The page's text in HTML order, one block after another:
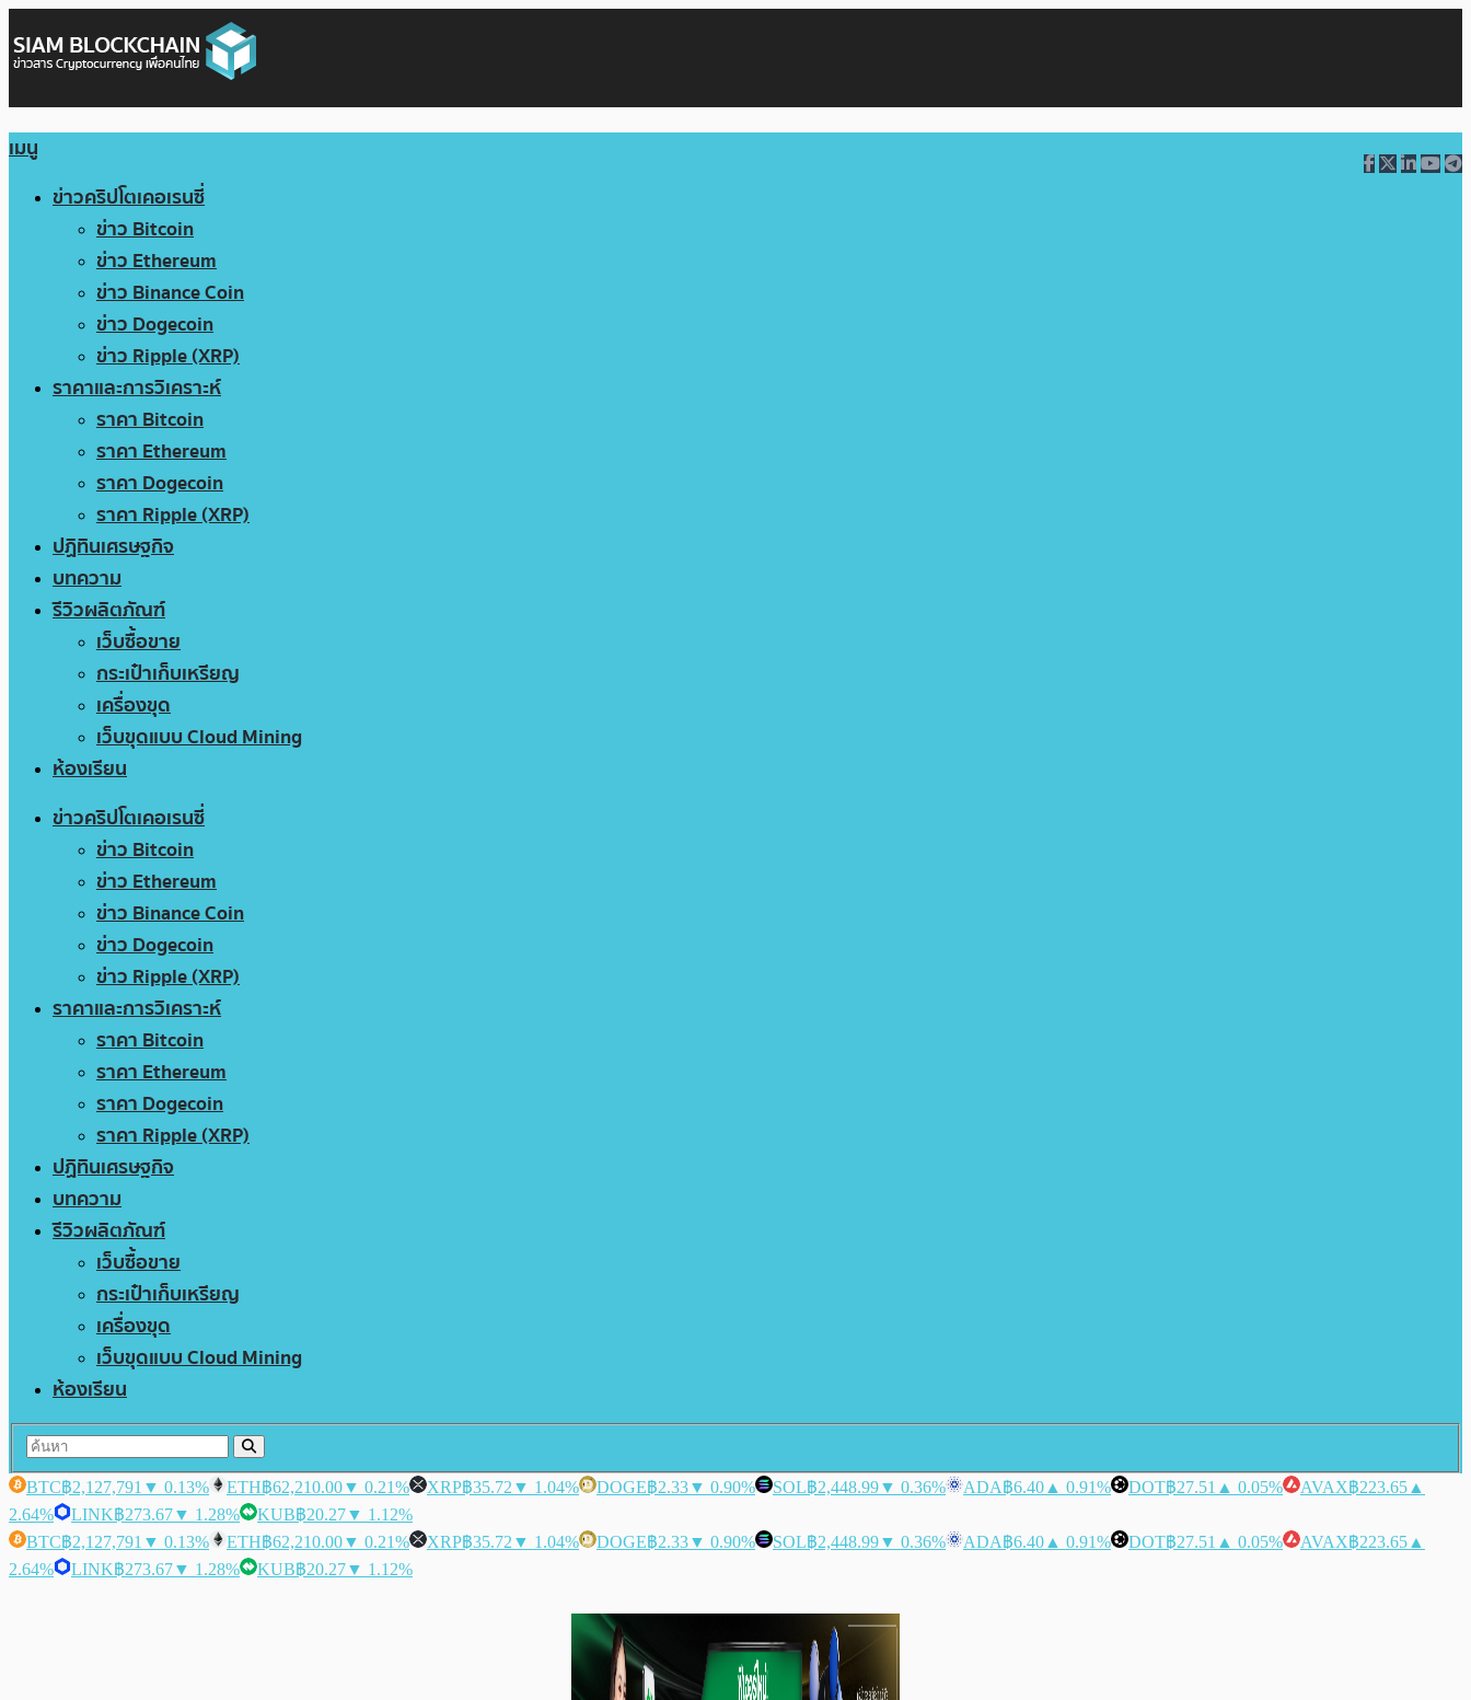
เมนู
ข่าวคริปโตเคอเรนซี่
ข่าว Bitcoin
ข่าว Ethereum
ข่าว Binance Coin
ข่าว Dogecoin
ข่าว Ripple (XRP)
ราคาและการวิเคราะห์
ราคา Bitcoin
ราคา Ethereum
ราคา Dogecoin
ราคา Ripple (XRP)
ปฏิทินเศรษฐกิจ
บทความ
รีวิวผลิตภัณฑ์
เว็บซื้อขาย
กระเป๋าเก็บเหรียญ
เครื่องขุด
เว็บขุดแบบ Cloud Mining
ห้องเรียน
ข่าวคริปโตเคอเรนซี่
ข่าว Bitcoin
ข่าว Ethereum
ข่าว Binance Coin
ข่าว Dogecoin
ข่าว Ripple (XRP)
ราคาและการวิเคราะห์
ราคา Bitcoin
ราคา Ethereum
ราคา Dogecoin
ราคา Ripple (XRP)
ปฏิทินเศรษฐกิจ
บทความ
รีวิวผลิตภัณฑ์
เว็บซื้อขาย
กระเป๋าเก็บเหรียญ
เครื่องขุด
เว็บขุดแบบ Cloud Mining
ห้องเรียน
BTC฿2,127,791 ▼ 0.13% ETH฿62,210.00▼ 0.21% XRP฿35.72 ▼ 1.04% DOGE฿2.33▼ 0.90% SOL฿2,448.99▼ 0.36% ADA฿6.40 ▲ 0.91% DOT฿27.51 ▲ 0.05% AVAX฿223.65 ▲
2.64%
LINK฿273.67▼ 1.28% KUB฿20.27▼ 1.12%
BTC฿2,127,791 ▼ 0.13% ETH฿62,210.00▼ 0.21% XRP฿35.72 ▼ 1.04% DOGE฿2.33▼ 0.90% SOL฿2,448.99▼ 0.36% ADA฿6.40 ▲ 0.91% DOT฿27.51 ▲ 0.05% AVAX฿223.65 ▲
2.64%
LINK฿273.67▼ 1.28% KUB฿20.27▼ 1.12%